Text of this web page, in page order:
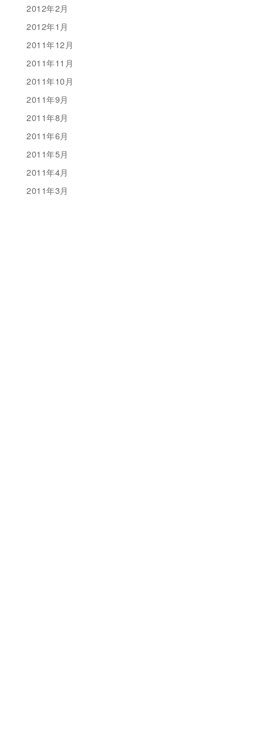
2012年2月
2012年1月
2011年12月
2011年11月
2011年10月
2011年9月
2011年8月
2011年6月
2011年5月
2011年4月
2011年3月